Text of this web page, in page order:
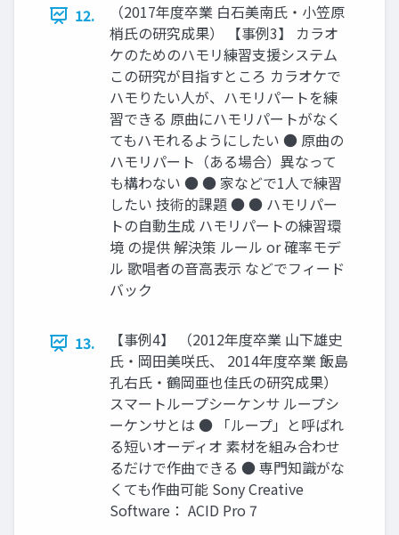
12.
（2017年度卒業 白石美南氏・小笠原
梢氏の研究成果） 【事例3】 カラオ
ケのためのハモリ練習支援システム
この研究が目指すところ カラオケで
ハモりたい人が、ハモリパートを練
習できる 原曲にハモリパートがなく
てもハモれるようにしたい ● 原曲の
ハモリパート（ある場合）異なって
も構わない ● ● 家などで1人で練習
したい 技術的課題 ● ● ハモリパー
トの自動生成 ハモリパートの練習環
境 の提供 解決策 ルール or 確率モデ
ル 歌唱者の音高表示 などでフィード
バック
13.
【事例4】 （2012年度卒業 山下雄史
氏・岡田美咲氏、 2014年度卒業 飯島
孔右氏・鶴岡亜也佳氏の研究成果）
スマートループシーケンサ ループシ
ーケンサとは ● 「ループ」と呼ばれ
る短いオーディオ 素材を組み合わせ
るだけで作曲できる ● 専門知識がな
くても作曲可能 Sony Creative
Software： ACID Pro 7